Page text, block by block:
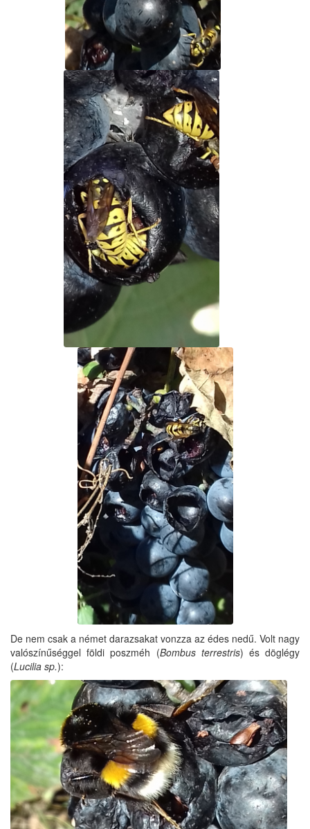
De nem csak a német darazsakat vonzza az édes nedű. Volt nagy
valószínűséggel földi poszméh (Bombus terrestris) és döglégy
(Lucilia sp.):